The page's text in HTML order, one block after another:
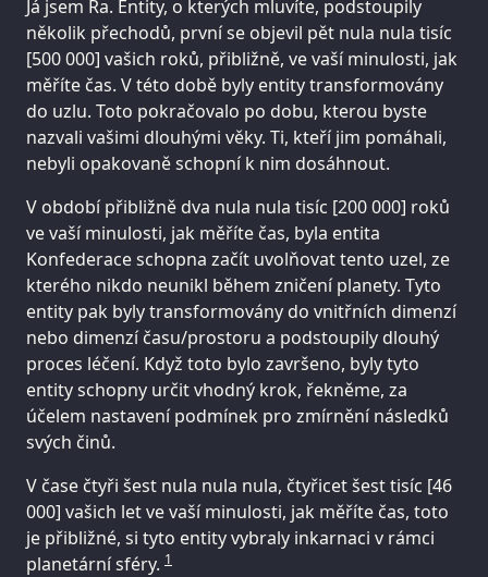
Já jsem Ra. Entity, o kterých mluvíte, podstoupily
několik přechodů, první se objevil pět nula nula tisíc
[500 000] vašich roků, přibližně, ve vaší minulosti, jak
měříte čas. V této době byly entity transformovány
do uzlu. Toto pokračovalo po dobu, kterou byste
nazvali vašimi dlouhými věky. Ti, kteří jim pomáhali,
nebyli opakovaně schopní k nim dosáhnout.
V období přibližně dva nula nula tisíc [200 000] roků
ve vaší minulosti, jak měříte čas, byla entita
Konfederace schopna začít uvolňovat tento uzel, ze
kterého nikdo neunikl během zničení planety. Tyto
entity pak byly transformovány do vnitřních dimenzí
nebo dimenzí času/prostoru a podstoupily dlouhý
proces léčení. Když toto bylo završeno, byly tyto
entity schopny určit vhodný krok, řekněme, za
účelem nastavení podmínek pro zmírnění následků
svých činů.
V čase čtyři šest nula nula nula, čtyřicet šest tisíc [46
000] vašich let ve vaší minulosti, jak měříte čas, toto
je přibližné, si tyto entity vybraly inkarnaci v rámci
planetární sféry. 1